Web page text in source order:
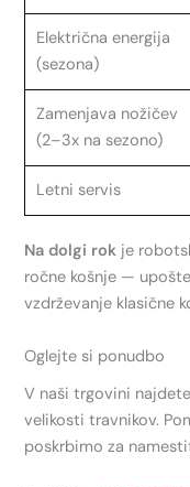
Električna energija
(sezona)
Zamenjava nožičev
(2–3x na sezono)
Letni servis
Na dolgi rok je
ročne košnje —
vzdrževanje klasične
Oglejte si ponudbo
V naši trgovini
velikosti travnikov.
poskrbimo za